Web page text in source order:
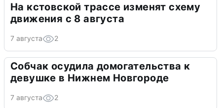
На кстовской трассе изменят схему
движения с 8 августа
7 августа 2
Собчак осудила домогательства к
девушке в Нижнем Новгороде
7 августа 2